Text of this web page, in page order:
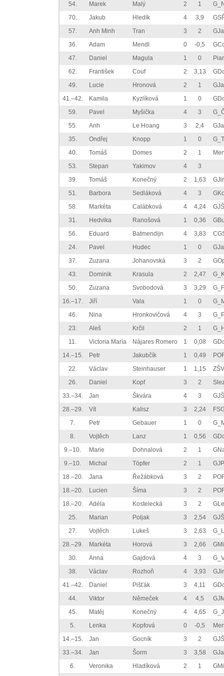
54.
Marek Malý 2 1
70.
Jakub Hledík 4 3,9
57.
Anh Minh Tran 3 2
36.
Adam Mendl 0 -0,5
47.
Daniel Magula 1 0
62.
František Couf 2 3,13
49.
Lucie Hronová 2 1
41.–42.
Kamila Kyzlíková 1 0
59.
Pavel Myšička 4 3
55.
Anh Le Hoang 3 2,4
35.
Ondřej Knopp 1 0
40.
Tomáš Domes 2 1
53.
Stepan Yakimov 4
3
39.
Tomáš Konečný 2 1,63
51.
Barbora Sedláková 4 3
58.
Markéta Calábková 4 4,24
31.
Hedvika Ranošová 1 0,36
56.
Eduard Batmendijn 4 3,83
24.
Pavel Hudec 1 0
37.
Zuzana Johanovská 3 2
43.
Dominik Krasula 2 2,47
50.
Zuzana Svobodová 3 3,29
16.–17.
Jiří Vala 1 0
46.
Nina Hronkovičová 4 3
23.
Aleš Krčil 2 1
11.
Victoria María Nájares Romero 1 0,08
14.–15.
Petr Jakubčík 1 0,49
22.
Václav Steinhauser 1 1,15
26.
Daniel Kopf 3 2
33.–34.
Jan Škvára 4 3
28.–29.
Vít Kalisz 3 2,24
7.
Petr Gebauer 1 0
8.
Vojtěch Lanz 1 0,56
9.–10.
Marie Dohnalová 2 1
9.–10.
Michal Töpfer 2 1
18.–20.
Jana Řežábková 3 2
18.–20.
Lucien Šíma 3 2
18.–20.
Adéla Kostelecká 3 2
25.
Marian Poljak 3 2,54
27.
Vojtěch Lukeš 3 2,63
28.–29.
Markéta Horová 3 2,66
30.
Anna Gajdová 4 3
38.
Václav Rozhoň 4 3,93
41.–42.
Daniel Pišťák 3 4,11
44.
Viktor Němeček 4 4,5
45.
Matěj Konečný 4 4,65
5.
Lenka Kopfová 0 -0,5
14.–15.
Jan Gocník 3 2
33.–34.
Jan Šorm 3 3,58
6.
Veronika Hladíková 2 1